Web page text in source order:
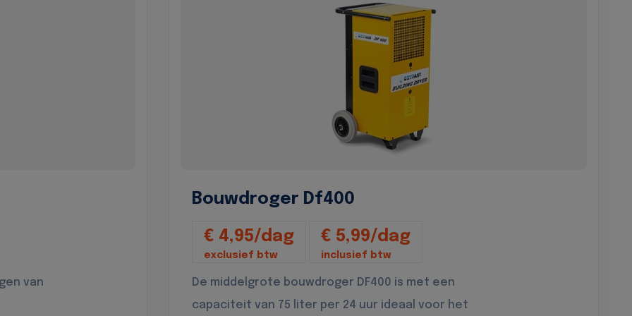
van
Bouwdroger Df400
€ 4,95/dag
exclusief btw
€ 5,99/dag
inclusief btw
De middelgrote bouwdroger DF400 is met een
capaciteit van 75 liter per 24 uur ideaal voor het